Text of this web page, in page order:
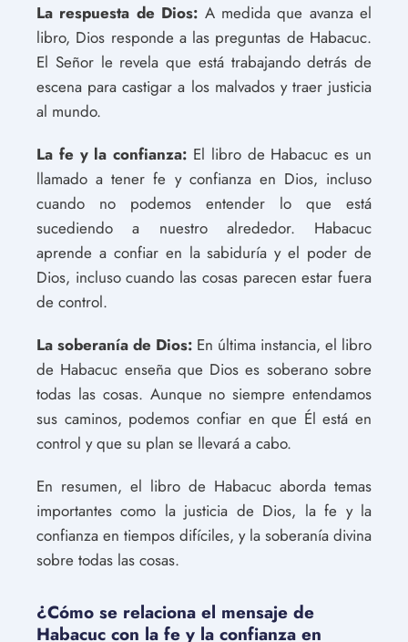
La respuesta de Dios: A medida que avanza el
libro, Dios responde a las preguntas de Habacuc.
El Señor le revela que está trabajando detrás de
escena para castigar a los malvados y traer justicia
al mundo.
La fe y la confianza: El libro de Habacuc es un
llamado a tener fe y confianza en Dios, incluso
cuando no podemos entender lo que está
sucediendo a nuestro alrededor. Habacuc
aprende a confiar en la sabiduría y el poder de
Dios, incluso cuando las cosas parecen estar fuera
de control.
La soberanía de Dios: En última instancia, el libro
de Habacuc enseña que Dios es soberano sobre
todas las cosas. Aunque no siempre entendamos
sus caminos, podemos confiar en que Él está en
control y que su plan se llevará a cabo.
En resumen, el libro de Habacuc aborda temas
importantes como la justicia de Dios, la fe y la
confianza en tiempos difíciles, y la soberanía divina
sobre todas las cosas.
¿Cómo se relaciona el mensaje de
Habacuc con la fe y la confianza en